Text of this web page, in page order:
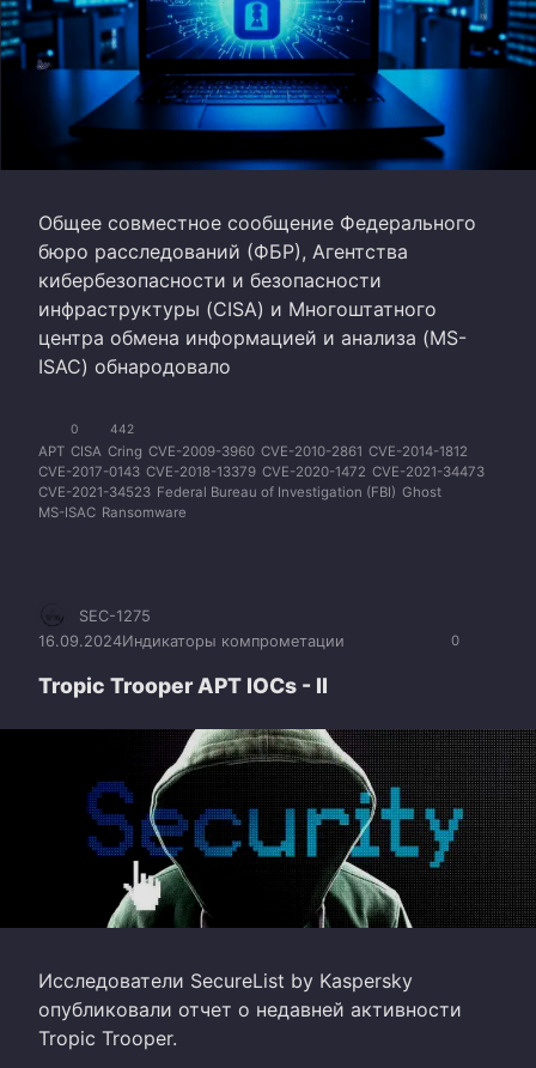
Общее совместное сообщение Федерального
бюро расследований (ФБР), Агентства
кибербезопасности и безопасности
инфраструктуры (CISA) и Многоштатного
центра обмена информацией и анализа (MS-
ISAC) обнародовало
0 442
APT CISA Cring CVE-2009-3960 CVE-2010-2861 CVE-2014-1812
CVE-2017-0143 CVE-2018-13379 CVE-2020-1472 CVE-2021-34473
CVE-2021-34523 Federal Bureau of Investigation (FBI) Ghost
MS-ISAC Ransomware
0
SEC-1275
16.09.2024Индикаторы компрометации
Tropic Trooper APT IOCs - II
Исследователи SecureList by Kaspersky
опубликовали отчет о недавней активности
Tropic Trooper.